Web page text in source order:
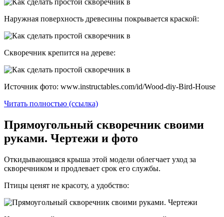
Наружная поверхность древесины покрывается краской:
Скворечник крепится на дереве:
Источник фото: www.instructables.com/id/Wood-diy-Bird-House
Читать полностью (ссылка)
Прямоугольный скворечник своими
руками. Чертежи и фото
Откидывающаяся крыша этой модели облегчает уход за
скворечником и продлевает срок его службы.
Птицы ценят не красоту, а удобство: